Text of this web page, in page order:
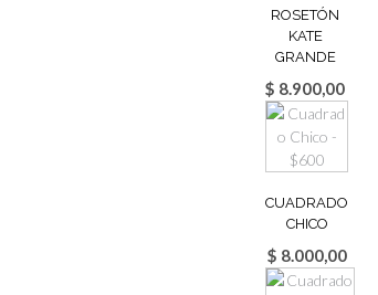
ROSETÓN
KATE
GRANDE
$ 8.900,00
CUADRADO
CHICO
$ 8.000,00